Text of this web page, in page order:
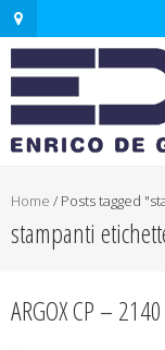
Home / Posts tagged
stampanti
ARGOX CP –